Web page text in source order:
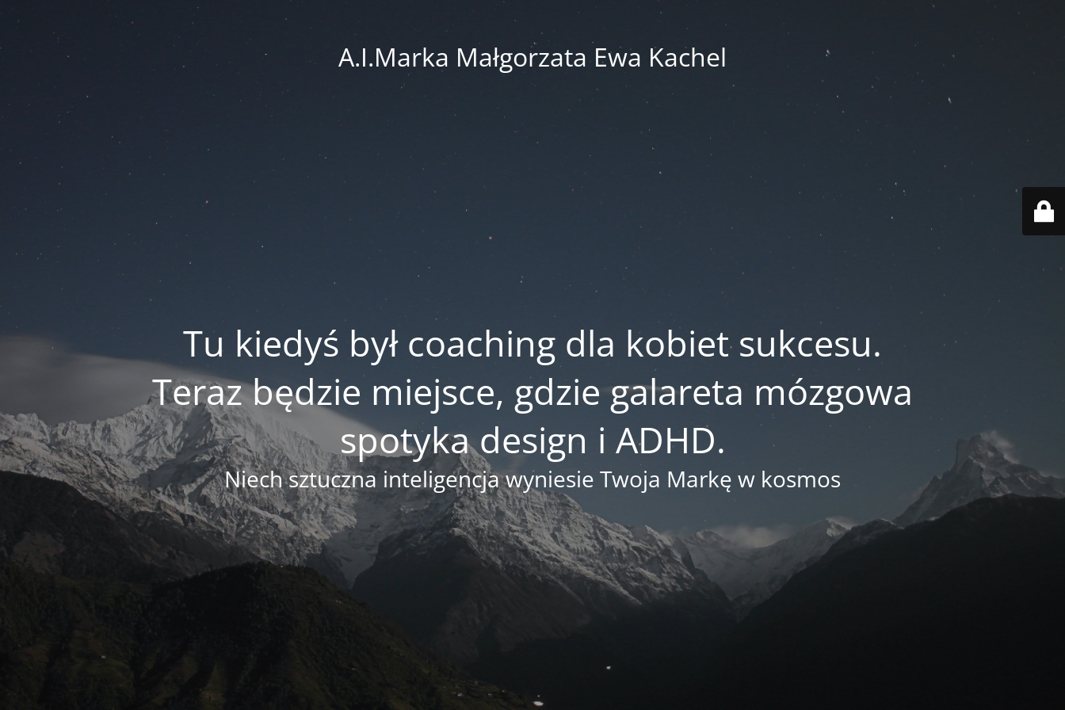
A.I.Marka Małgorzata Ewa Kachel
Tu kiedyś był coaching dla kobiet sukcesu.
Teraz będzie miejsce, gdzie galareta mózgowa
spotyka design i ADHD.
Niech sztuczna inteligencja wyniesie Twoja Markę w kosmos